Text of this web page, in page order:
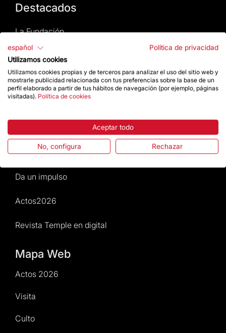
Destacados
La Fundación
Preguntas frecuentes
Atención al Visitante
Noticias y Actualidad
Agenda
Da un impulso
Actos2026
Revista Temple en digital
Mapa Web
Actos 2026
Visita
Culto
español
Política de privacidad
Utilizamos cookies
Utilizamos cookies propias y de terceros para analizar el uso del sitio web y
mostrarle publicidad relacionada con tus preferencias sobre la base de un
perfil elaborado a partir de tus hábitos de navegación (por ejemplo, páginas
visitadas). Política de cookies
Aceptar todo
No, configura Rechazar